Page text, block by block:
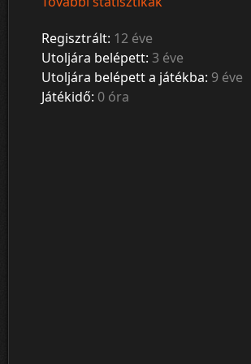
Regisztrált: 12 éve
Utoljára belépett: 3 éve
Utoljára belépett a játékba: 9 éve
Játékidő: 0 óra